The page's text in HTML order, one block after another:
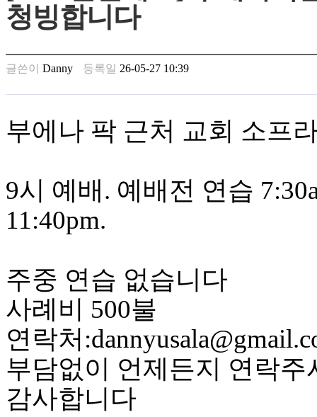
기
은
링
크
주
체
출
장
안
브
국
주
소
야
우
성
비
청빙합니다
글쓴이 Danny 등록일 26-05-27 10:39
부에나 팍 근처 교회 소프
9시 예배. 예배전 연습
11:40pm.
주중 연습 없습니다
사례비 500불
연락처
부담없이 언제든지 연락주
감사합니다